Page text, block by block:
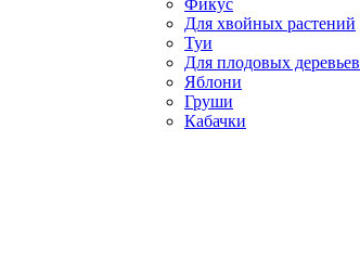
Фикус
Для хвойных растений
Туи
Для плодовых деревьев
Яблони
Груши
Кабачки